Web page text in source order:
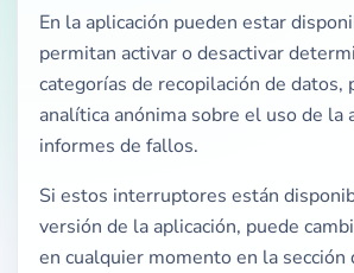
En la aplicación pueden estar
permitan activar o desactivar
categorías de recopilación de datos,
analítica anónima sobre el uso de la
informes de fallos.
Si estos interruptores están
versión de la aplicación, puede
en cualquier momento en la sección